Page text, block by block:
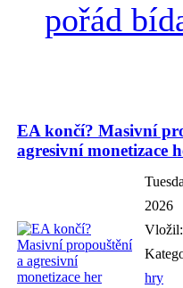
pořád
EA končí? Masivní
agresivní monetizace
2026
Vložil:
hry